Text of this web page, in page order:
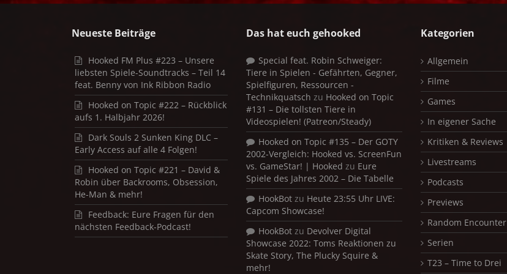
Neueste Beiträge
Hooked FM Plus #223 – Unsere
liebsten Spiele-Soundtracks – Teil 14
feat. Benny von Ink Ribbon Radio
Hooked on Topic #222 – Rückblick
aufs 1. Halbjahr 2026!
Dark Souls 2 Sunken King DLC –
Early Access auf alle 4 Folgen!
Hooked on Topic #221 – David &
Robin über Backrooms, Obsession,
He-Man & mehr!
Feedback: Eure Fragen für den
nächsten Feedback-Podcast!
Das hat euch gehooked
Special feat. Robin Schweiger:
Tiere in Spielen - Gefährten, Gegner,
Spielfiguren, Ressourcen -
Technikquatsch zu Hooked on Topic
#131 – Die tollsten Tiere in
Videospielen! (Patreon/Steady)
Hooked on Topic #135 – Der GOTY
2002-Vergleich: Hooked vs. ScreenFun
vs. GameStar! | Hooked zu Eure
Spiele des Jahres 2002 – Die Tabelle
HookBot zu Heute 23:55 Uhr LIVE:
Capcom Showcase!
HookBot zu Devolver Digital
Showcase 2022: Toms Reaktionen zu
Skate Story, The Plucky Squire &
mehr!
Kategorien
Allgemein
Filme
Games
In eigener Sache
Kritiken & Reviews
Livestreams
Podcasts
Previews
Random Encounter
Serien
T23 – Time to Drei